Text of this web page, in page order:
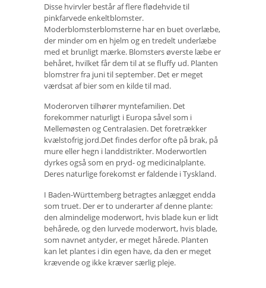
Disse hvirvler består af flere flødehvide til
pinkfarvede enkeltblomster.
Moderblomsterblomsterne har en buet overlæbe,
der minder om en hjelm og en tredelt underlæbe
med et brunligt mærke. Blomsters øverste læbe er
behåret, hvilket får dem til at se fluffy ud. Planten
blomstrer fra juni til september. Det er meget
værdsat af bier som en kilde til mad.
Moderorven tilhører myntefamilien. Det
forekommer naturligt i Europa såvel som i
Mellemøsten og Centralasien. Det foretrækker
kvælstofrig jord.Det findes derfor ofte på brak, på
mure eller hegn i landdistrikter. Moderwortlen
dyrkes også som en pryd- og medicinalplante.
Deres naturlige forekomst er faldende i Tyskland.
I Baden-Württemberg betragtes anlægget endda
som truet. Der er to underarter af denne plante:
den almindelige moderwort, hvis blade kun er lidt
behårede, og den lurvede moderwort, hvis blade,
som navnet antyder, er meget hårede. Planten
kan let plantes i din egen have, da den er meget
krævende og ikke kræver særlig pleje.